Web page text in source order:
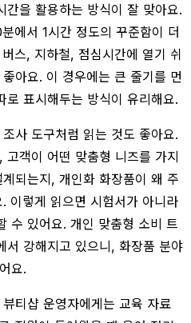
간을 활용하는 방식이 잘 맞아요.
에서 1시간 정도의 꾸준함이 더
스, 지하철, 점심시간에 열기 쉬
아요. 이 경우에는 큰 줄기를 먼
표시해두는 방식이 유리해요.
사 도구처럼 읽는 것도 좋아요.
객이 어떤 맞춤형 니즈를 가지
되는지, 개인화 화장품이 왜 주
이렇게 읽으면 시험서가 아니라
수 있어요. 개인 맞춤형 소비 트
서 강해지고 있으니, 화장품 분야
요.
티샵 운영자에게는 교육 자료